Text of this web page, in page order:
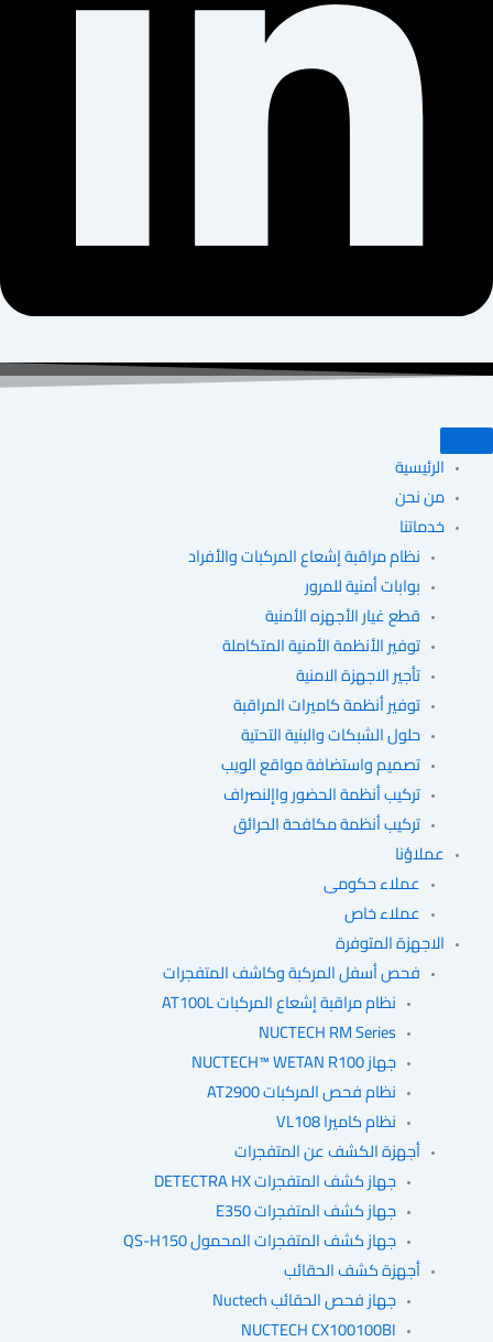
الرئيسية
من نحن
خدماتنا
نظام مراقبة إشعاع المركبات والأفراد
بوابات أمنية للمرور
قطع غيار الأجهزه الأمنية
توفير الأنظمة الأمنية المتكاملة
تأجير الاجهزة الامنية
توفير أنظمة كاميرات المراقبة
حلول الشبكات والبنية التحتية
تصميم واستضافة مواقع الويب
تركيب أنظمة الحضور واإلنصراف
تركيب أنظمة مكافحة الحرائق
عملاؤنا
عملاء حكومى
عملاء خاص
الاجهزة المتوفرة
فحص أسفل المركبة وكاشف المتفجرات
نظام مراقبة إشعاع المركبات AT100L
NUCTECH RM Series
جهاز NUCTECH™ WETAN R100
نظام فحص المركبات AT2900
نظام كاميرا VL108
أجهزة الكشف عن المتفجرات
جهاز كشف المتفجرات DETECTRA HX
جهاز كشف المتفجرات E350
جهاز كشف المتفجرات المحمول QS-H150
أجهزة كشف الحقائب
جهاز فحص الحقائب Nuctech
NUCTECH CX100100BI